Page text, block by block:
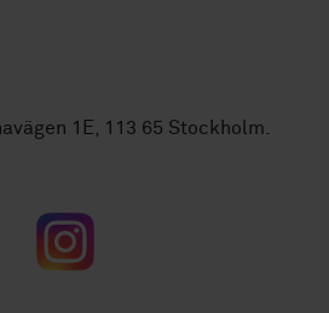
1E, 113 65 Stockholm.
Instagram